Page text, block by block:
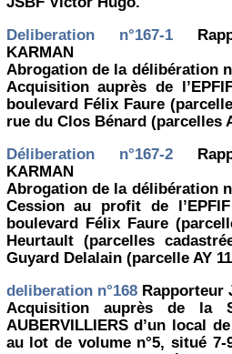
Deliberation n°167-1
KARMAN
Abrogation de la délibération
Acquisition auprès de
boulevard Félix Faure
rue du Clos Bénard (parcelles
Déliberation n°167-2
KARMAN
Abrogation de la délibération
Cession au profit de
boulevard Félix Faure
Heurtault (parcelles
Guyard Delalain (parcelle AY
deliberation n°168Rapporteur
Acquisition auprès de la
AUBERVILLIERS d’un local
au lot de volume n°5, situé 7-